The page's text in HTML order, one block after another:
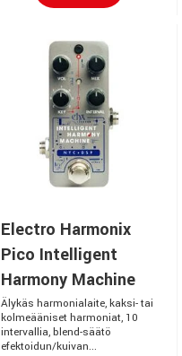
Electro Harmonix
Pico Intelligent
Harmony Machine
Älykäs harmonialaite, kaksi- tai
kolmeääniset harmoniat, 10
intervallia, blend-säätö
efektoidun/kuivan...